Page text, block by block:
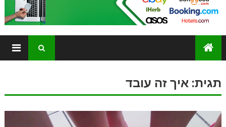
תגית: איך זה עובד